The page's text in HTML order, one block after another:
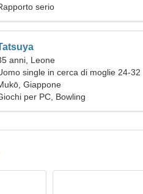
serio
anni, Leone
single in cerca di moglie 24-32
Giappone
per PC, Bowling